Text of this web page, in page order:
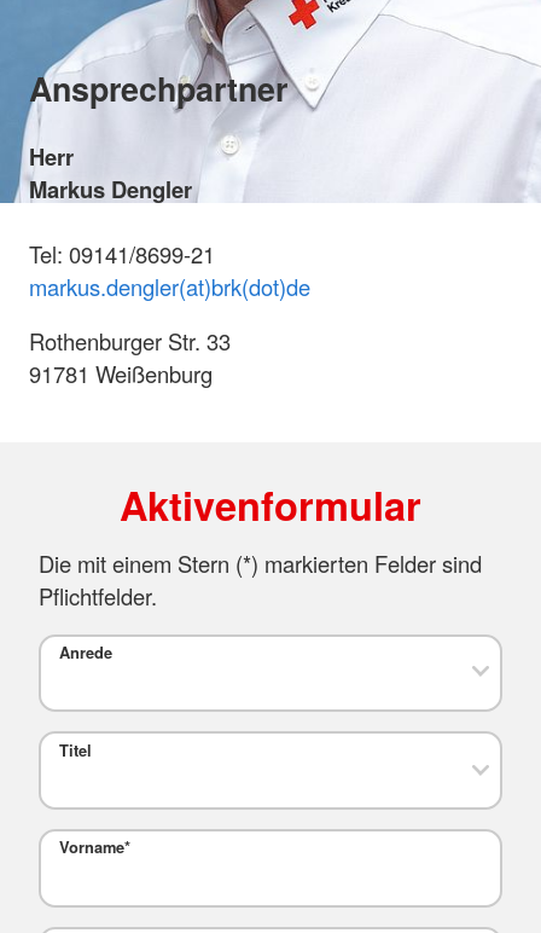
Ansprechpartner
Herr
Markus Dengler
Tel: 09141/8699-21
markus.dengler(at)brk(dot)de
Rothenburger Str. 33
91781 Weißenburg
Aktivenformular
Die mit einem Stern (*) markierten Felder sind
Pflichtfelder.
Anrede
Titel
Vorname*